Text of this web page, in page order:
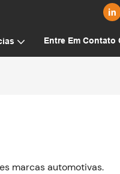
Entre Em Contato
marcas automotivas.